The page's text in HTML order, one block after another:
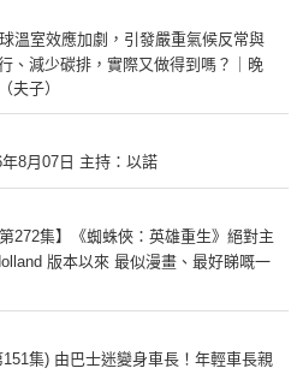
溫室效應加劇，引發嚴重氣候反常與
、減少碳排，實際又做得到嗎？｜晚
夫子）
年8月07日 主持：以諾
272集】《蜘蛛俠：英雄重生》絕對主
版本以來 最似漫畫、最好睇嘅一
151集) 由巴士迷變身車長！年輕車長親